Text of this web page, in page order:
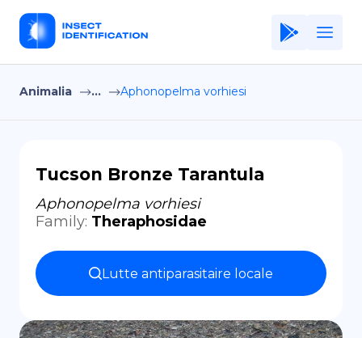
Home
Terms of Use
Privacy Policy
EN
Animalia ... Aphonopelma vorhiesi
Tucson Bronze Tarantula
Aphonopelma vorhiesi
Family: Theraphosidae
Lutte antiparasitaire locale